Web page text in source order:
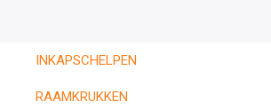
INKAPSCHELPEN
RAAMKRUKKEN